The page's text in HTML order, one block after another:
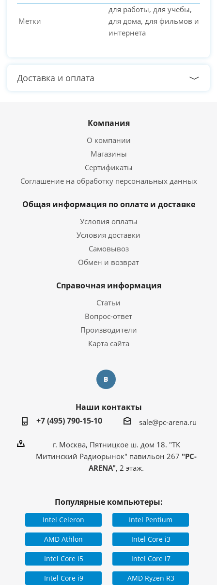
Метки
для работы, для учебы,
для дома, для фильмов и
интернета
Доставка и оплата
Компания
О компании
Магазины
Сертификаты
Соглашение на обработку персональных данных
Общая информация по оплате и доставке
Условия оплаты
Условия доставки
Самовывоз
Обмен и возврат
Справочная информация
Статьи
Вопрос-ответ
Производители
Карта сайта
Наши контакты
+7 (495) 790-15-10
sale@pc-arena.ru
г. Москва, Пятницкое ш. дом 18. "ТК
Митинский Радиорынок" павильон 267 "PC-
ARENA", 2 этаж.
Популярные компьютеры:
Intel Celeron Intel Pentium
AMD Athlon Intel Core i3
Intel Core i5 Intel Core i7
Intel Core i9 AMD Ryzen R3